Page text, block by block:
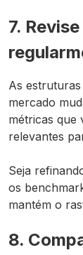
7.
As
mercado
métricas que
relevantes
Seja
os
mantém o
8.